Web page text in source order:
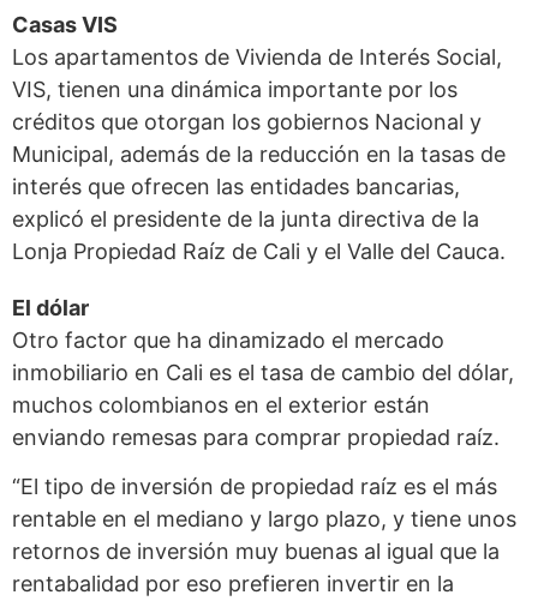
Casas VIS
Los apartamentos de Vivienda de Interés Social,
VIS, tienen una dinámica importante por los
créditos que otorgan los gobiernos Nacional y
Municipal, además de la reducción en la tasas de
interés que ofrecen las entidades bancarias,
explicó el presidente de la junta directiva de la
Lonja Propiedad Raíz de Cali y el Valle del Cauca.
El dólar
Otro factor que ha dinamizado el mercado
inmobiliario en Cali es el tasa de cambio del dólar,
muchos colombianos en el exterior están
enviando remesas para comprar propiedad raíz.
“El tipo de inversión de propiedad raíz es el más
rentable en el mediano y largo plazo, y tiene unos
retornos de inversión muy buenas al igual que la
rentabalidad por eso prefieren invertir en la